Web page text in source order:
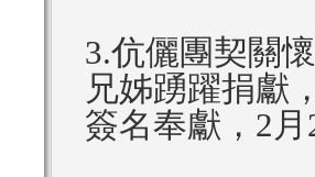
3.伉儷團契關
兄姊踴躍捐獻
簽名奉獻，2